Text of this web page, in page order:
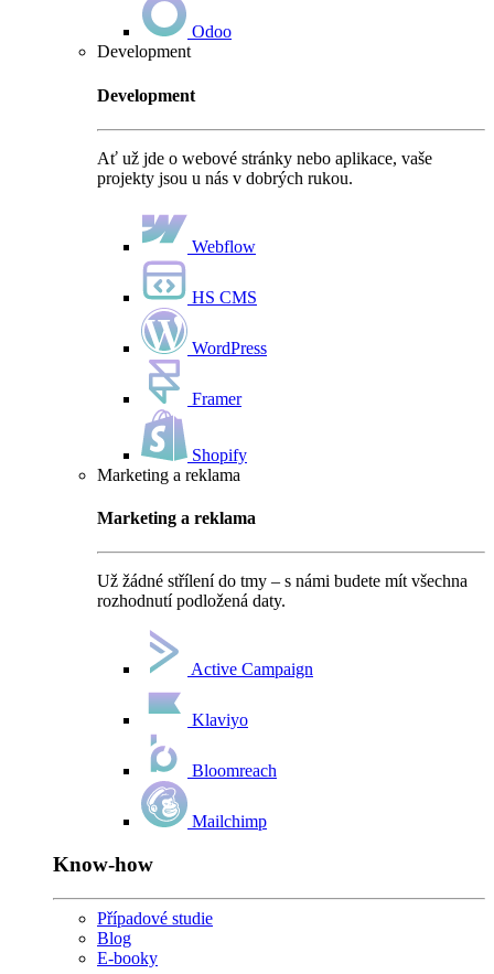
Odoo
Development
Development
Ať už jde o webové stránky nebo aplikace, vaše
projekty jsou u nás v dobrých rukou.
Webflow
HS CMS
WordPress
Framer
Shopify
Marketing a reklama
Marketing a reklama
Už žádné střílení do tmy – s námi budete mít všechna
rozhodnutí podložená daty.
Active Campaign
Klaviyo
Bloomreach
Mailchimp
Know-how
Případové studie
Blog
E-booky